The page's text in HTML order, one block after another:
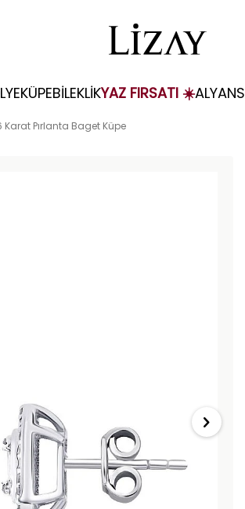
KÜPEBİLEKLİKYAZ FIRSATI ☀️ALYANS
Karat Pırlanta Baget Küpe